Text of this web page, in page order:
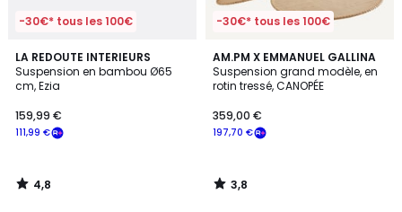
-30€* tous les 100€
LA REDOUTE INTERIEURS
Suspension en bambou Ø65
cm, Ezia
111,99 €
159,99 €
4,8
/ 5
4,8
/
-30€* tous les 100€
AM.PM X EMMANUEL GALLINA
Suspension grand modèle, en
rotin tressé, CANOPÉE
197,70 €
359,00 €
3,8
/ 5
3,8
/